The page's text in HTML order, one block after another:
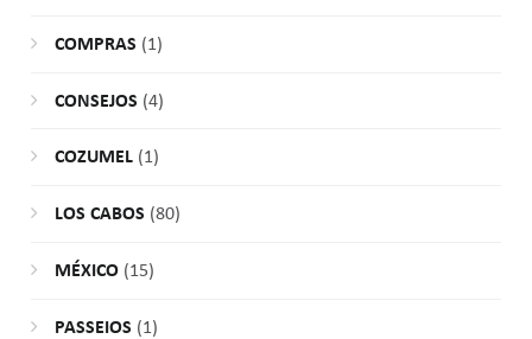
COMPRAS (1)
CONSEJOS (4)
COZUMEL(1)
LOS CABOS (80)
MÉXICO(15)
PASSEIOS (1)